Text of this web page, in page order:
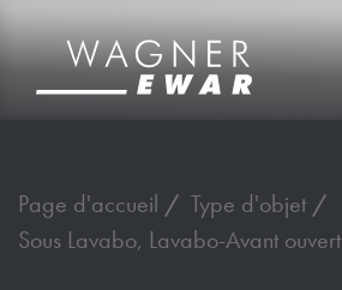
Page d'accueil
Type d'objet
Sous Lavabo, Lavabo-Avant ouvert